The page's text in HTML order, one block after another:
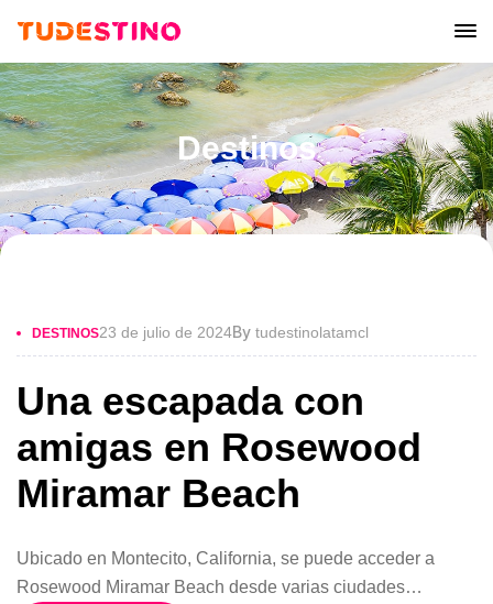
Destinos
DESTINOS23 de julio de 2024By tudestinolatamcl
Una escapada con
amigas en Rosewood
Miramar Beach
Ubicado en Montecito, California, se puede acceder a
Rosewood Miramar Beach desde varias ciudades